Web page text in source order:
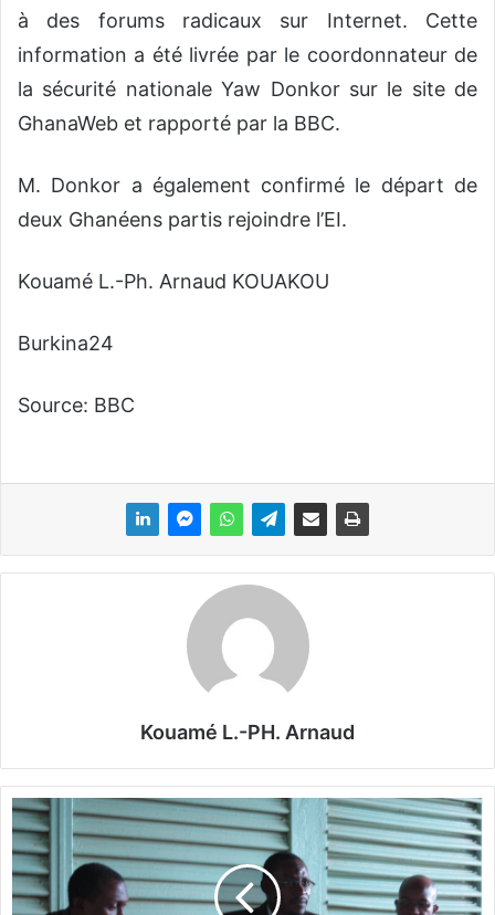
à des forums radicaux sur Internet. Cette
information a été livrée par le coordonnateur de
la sécurité nationale Yaw Donkor sur le site de
GhanaWeb et rapporté par la BBC.
M. Donkor a également confirmé le départ de
deux Ghanéens partis rejoindre l’EI.
Kouamé L.-Ph. Arnaud KOUAKOU
Burkina24
Source: BBC
Kouamé L.-PH. Arnaud
L
o
o
k
m